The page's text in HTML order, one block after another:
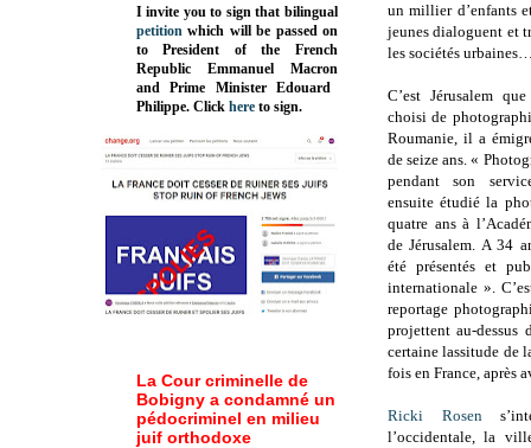
un millier d’enfants
jeunes dialoguent et
les sociétés
C’est Jérusalem
choisi de
Roumanie, il a
de seize ans. «
pendant son
ensuite étudié la
quatre ans à
de Jérusalem. A 34
été présentés et
internationale ».
reportage
projettent au-dessus
certaine lassitude de
fois en France, après
Ricki Rosen
l’occidentale, la
I invite you to sign that bilingual
petition which will be passed on
to President of the French
Republic Emmanuel Macron
and Prime MinisterEdouard
Philippe. Click here to sign.
La Cour criminelle de
Bobigny a condamné un
pédocriminel en milieu
juif orthodoxe